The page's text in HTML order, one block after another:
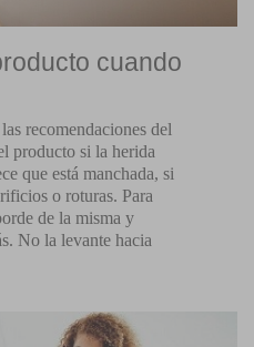
cuando
recomendaciones del
producto si la herida
que está manchada, si
o roturas. Para
de la misma y
No la levante hacia